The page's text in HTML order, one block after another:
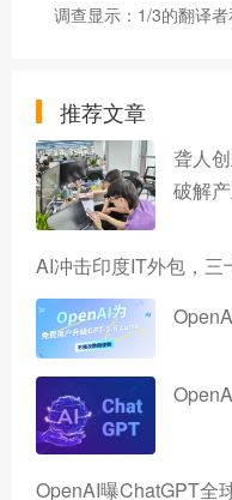
调查显示：1/3的翻译
推荐文章
聋人
破解
AI冲击印度IT外包，三
OpenAI曝ChatGPT全